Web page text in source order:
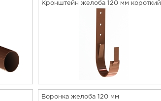
Кронштейн желоба 120 мм короткий
Воронка желоба 120 мм